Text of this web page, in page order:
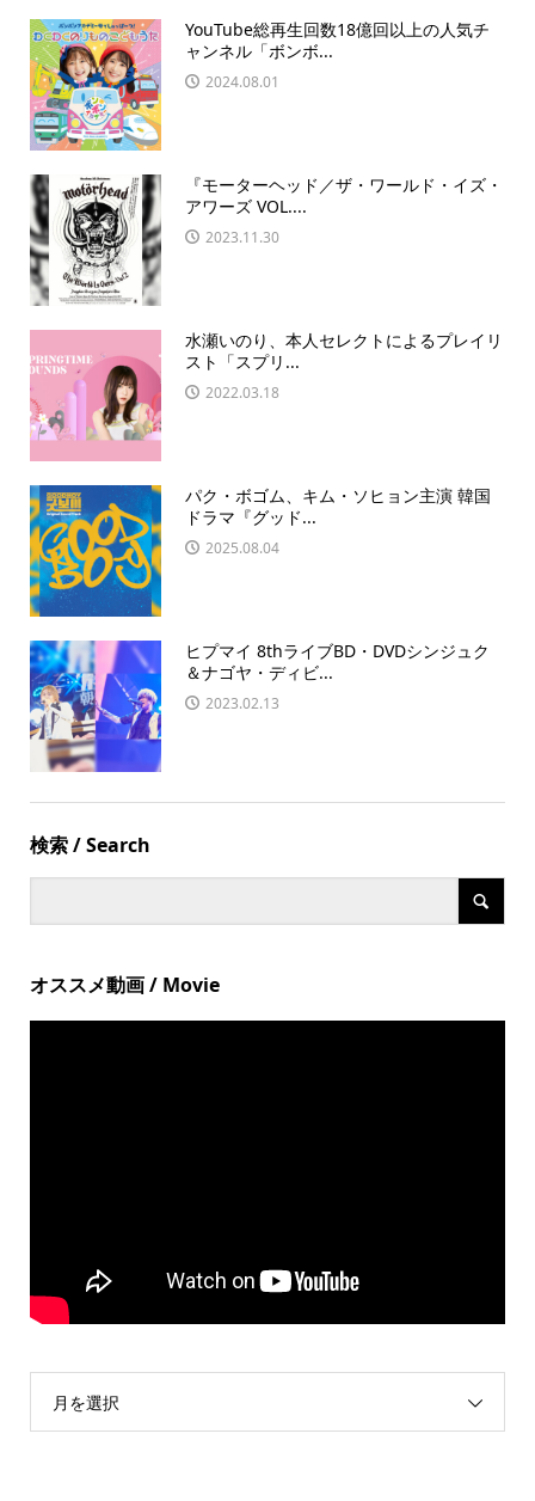
YouTube総再生回数18億回以上の人気チ
ャンネル「ボンボ...
2024.08.01
『モーターヘッド／ザ・ワールド・イズ・
アワーズ VOL....
2023.11.30
水瀬いのり、本人セレクトによるプレイリ
スト「スプリ...
2022.03.18
パク・ボゴム、キム・ソヒョン主演 韓国
ドラマ『グッド...
2025.08.04
ヒプマイ 8thライブBD・DVDシンジュク
＆ナゴヤ・ディビ...
2023.02.13
検索 / Search
オススメ動画 / Movie
月を選択